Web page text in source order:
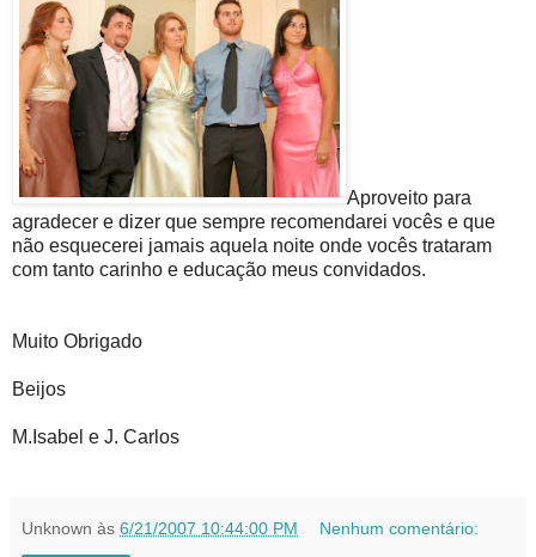
Aproveito para
agradecer e dizer que sempre recomendarei vocês e que
não esquecerei jamais aquela noite onde vocês trataram
com tanto carinho e educação meus convidados.
Muito Obrigado
Beijos
M.Isabel e J. Carlos
Unknown às 6/21/2007 10:44:00 PM Nenhum comentário: